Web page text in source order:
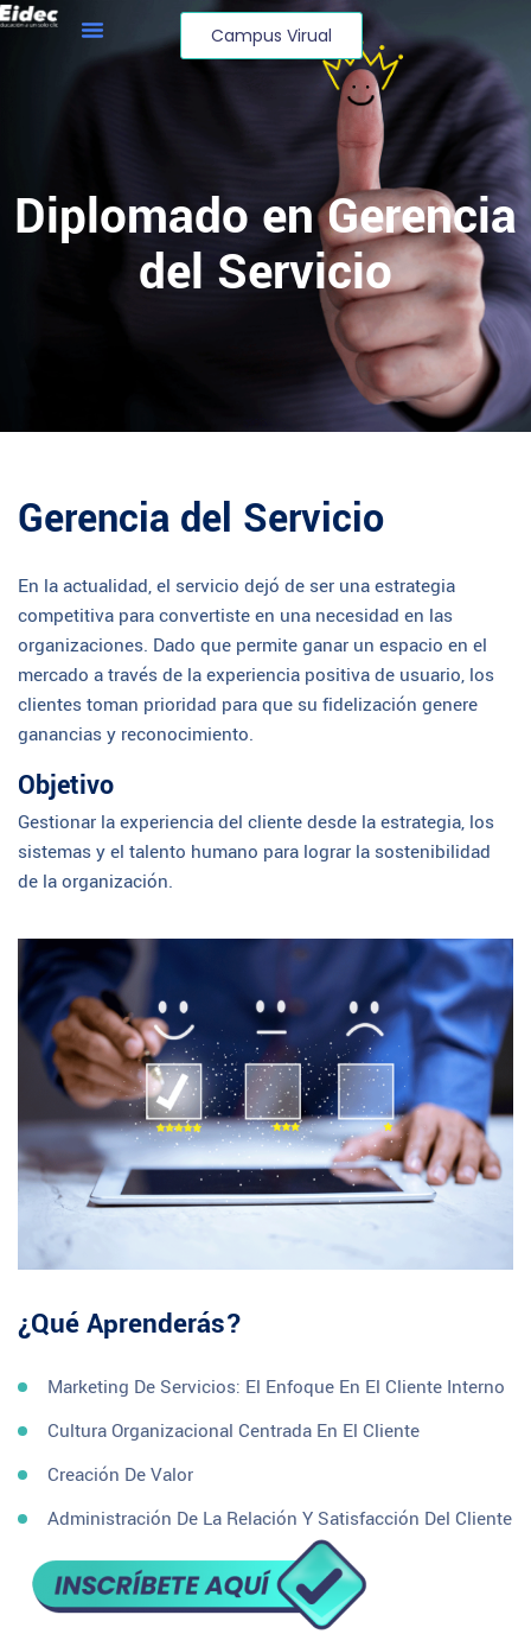
Campus Virual
Diplomado en Gerencia
del Servicio
Gerencia del Servicio
En la actualidad, el servicio dejó de ser una estrategia
competitiva para convertiste en una necesidad en las
organizaciones. Dado que permite ganar un espacio en el
mercado a través de la experiencia positiva de usuario, los
clientes toman prioridad para que su fidelización genere
ganancias y reconocimiento.
Objetivo
Gestionar la experiencia del cliente desde la estrategia, los
sistemas y el talento humano para lograr la sostenibilidad
de la organización.
¿Qué Aprenderás?
Marketing De Servicios: El Enfoque En El Cliente Interno
Cultura Organizacional Centrada En El Cliente
Creación De Valor
Administración De La Relación Y Satisfacción Del Cliente